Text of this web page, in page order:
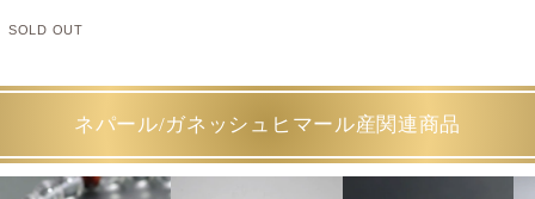
SOLD OUT
ネパール/ガネッシュヒマール産関連商品